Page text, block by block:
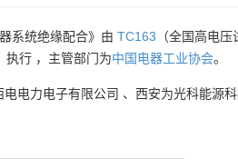
系统绝缘配合》由 TC163 （全国高电
执行 ，主管部门为中国电器工业协会。
电电力电子有限公司 、 西安为光科能源